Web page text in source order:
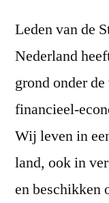
Leden van de
Nederland
grond onder
financieel-
Wij leven in
land, ook in
en beschikken